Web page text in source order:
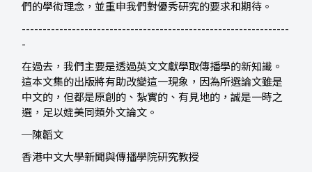
們的學術理念，並重申我們對優秀研究的要求和期待。
----------------------------------------------------------------
-
在過去，我們主要是透過英文文獻學取傳播學的新知識。
這本文集的出版將有助改變這一現象，因為所選論文雖是
中文的，但都是原創的、紮實的、有見地的，誠是一時之
選，足以媲美同類外文論文。
─陳韜文
香港中文大學新聞與傳播學院研究教授